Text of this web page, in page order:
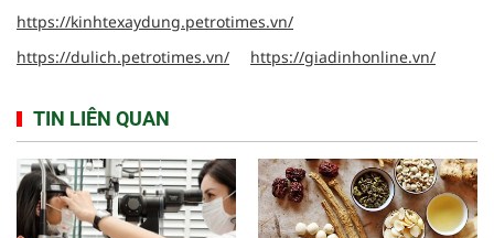
https://kinhtexaydung.petrotimes.vn/
https://dulich.petrotimes.vn/
https://giadinhonline.vn/
TIN LIÊN QUAN